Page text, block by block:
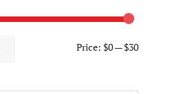
Price: $0—$30